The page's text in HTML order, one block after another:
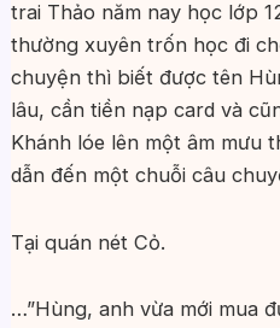
trai Thảo năm nay học lớp
thường xuyên trốn học đi
chuyện thì biết được tên
lâu, cần tiền nạp card và
Khánh lóe lên một âm mưu
dẫn đến một chuỗi câu
Tại quán nét Cỏ.
…”Hùng, anh vừa mới mua